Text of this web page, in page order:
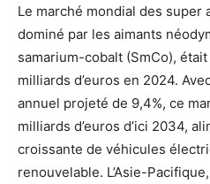
Le marché mondial des super
dominé par les aimants
samarium-cobalt (SmCo),
milliards d’euros en 2024.
annuel projeté de 9,4%, ce
milliards d’euros d’ici 2034,
croissante de véhicules
renouvelable. L’Asie-